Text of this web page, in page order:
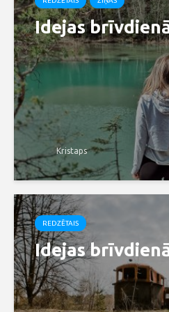
Idejas
Kristaps
REDZĒTAIS
Idejas